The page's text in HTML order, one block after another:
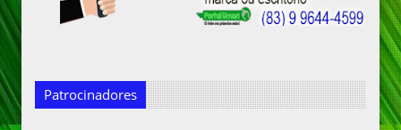
Patrocinadores